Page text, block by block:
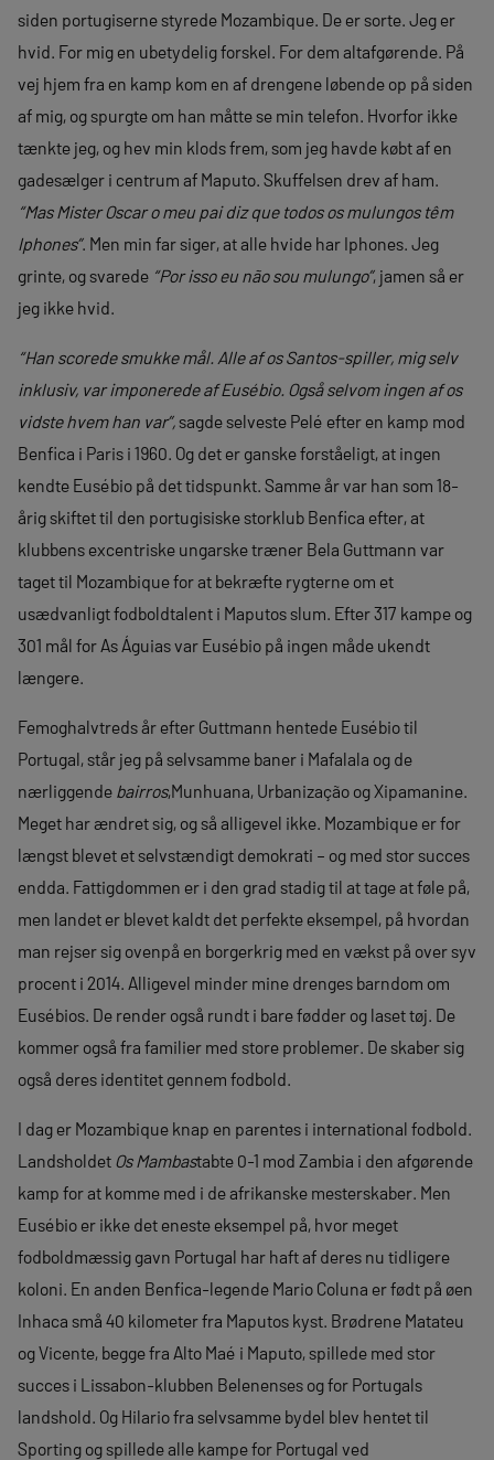
siden portugiserne styrede Mozambique. De er sorte. Jeg er
hvid. For mig en ubetydelig forskel. For dem altafgørende. På
vej hjem fra en kamp kom en af drengene løbende op på siden
af mig, og spurgte om han måtte se min telefon. Hvorfor ikke
tænkte jeg, og hev min klods frem, som jeg havde købt af en
gadesælger i centrum af Maputo. Skuffelsen drev af ham.
“Mas Mister Oscar o meu pai diz que todos os mulungos têm
Iphones”. Men min far siger, at alle hvide har Iphones. Jeg
grinte, og svarede “Por isso eu não sou mulungo”, jamen så er
jeg ikke hvid.
“Han scorede smukke mål. Alle af os Santos-spiller, mig selv
inklusiv, var imponerede af Eusébio. Også selvom ingen af os
vidste hvem han var”,sagde selveste Pelé efter en kamp mod
Benfica i Paris i 1960. Og det er ganske forståeligt, at ingen
kendte Eusébio på det tidspunkt. Samme år var han som 18-
årig skiftet til den portugisiske storklub Benfica efter, at
klubbens excentriske ungarske træner Bela Guttmann var
taget til Mozambique for at bekræfte rygterne om et
usædvanligt fodboldtalent i Maputos slum. Efter 317 kampe og
301 mål for As Águias var Eusébio på ingen måde ukendt
længere.
Femoghalvtreds år efter Guttmann hentede Eusébio til
Portugal, står jeg på selvsamme baner i Mafalala og de
nærliggende bairros,Munhuana, Urbanização og Xipamanine.
Meget har ændret sig, og så alligevel ikke. Mozambique er for
længst blevet et selvstændigt demokrati – og med stor succes
endda. Fattigdommen er i den grad stadig til at tage at føle på,
men landet er blevet kaldt det perfekte eksempel, på hvordan
man rejser sig ovenpå en borgerkrig med en vækst på over syv
procent i 2014. Alligevel minder mine drenges barndom om
Eusébios. De render også rundt i bare fødder og laset tøj. De
kommer også fra familier med store problemer. De skaber sig
også deres identitet gennem fodbold.
I dag er Mozambique knap en parentes i international fodbold.
Landsholdet Os Mambastabte 0-1 mod Zambia i den afgørende
kamp for at komme med i de afrikanske mesterskaber. Men
Eusébio er ikke det eneste eksempel på, hvor meget
fodboldmæssig gavn Portugal har haft af deres nu tidligere
koloni. En anden Benfica-legende Mario Coluna er født på øen
Inhaca små 40 kilometer fra Maputos kyst. Brødrene Matateu
og Vicente, begge fra Alto Maé i Maputo, spillede med stor
succes i Lissabon-klubben Belenenses og for Portugals
landshold. Og Hilario fra selvsamme bydel blev hentet til
Sporting og spillede alle kampe for Portugal ved